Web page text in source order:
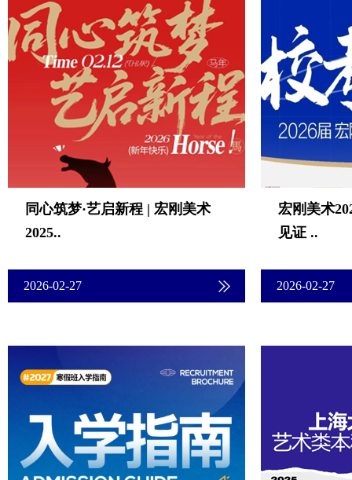
同心筑梦·艺启新程 | 宏刚美术
2025..
2026-02-27
宏刚美术
见证 ..
2026-02-27